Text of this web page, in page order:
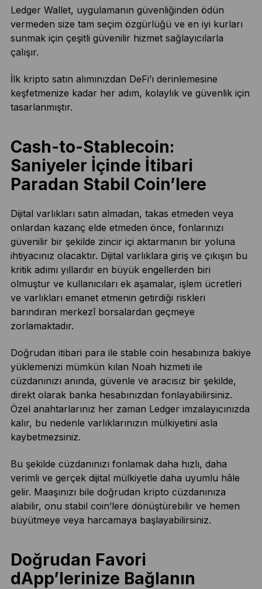
Ledger Wallet, uygulamanın güvenliğinden ödün
vermeden size tam seçim özgürlüğü ve en iyi kurları
sunmak için çeşitli güvenilir hizmet sağlayıcılarla
çalışır.
İlk kripto satın alımınızdan DeFi’ı derinlemesine
keşfetmenize kadar her adım, kolaylık ve güvenlik için
tasarlanmıştır.
Cash-to-Stablecoin:
Saniyeler İçinde İtibari
Paradan Stabil Coin’lere
Dijital varlıkları satın almadan, takas etmeden veya
onlardan kazanç elde etmeden önce, fonlarınızı
güvenilir bir şekilde zincir içi aktarmanın bir yoluna
ihtiyacınız olacaktır. Dijital varlıklara giriş ve çıkışın bu
kritik adımı yıllardır en büyük engellerden biri
olmuştur ve kullanıcıları ek aşamalar, işlem ücretleri
ve varlıkları emanet etmenin getirdiği riskleri
barındıran merkezî borsalardan geçmeye
zorlamaktadır.
Doğrudan itibari para ile stable coin hesabınıza bakiye
yüklemenizi mümkün kılan Noah hizmeti ile
cüzdanınızı anında, güvenle ve aracısız bir şekilde,
direkt olarak banka hesabınızdan fonlayabilirsiniz.
Özel anahtarlarınız her zaman Ledger imzalayıcınızda
kalır, bu nedenle varlıklarınızın mülkiyetini asla
kaybetmezsiniz.
Bu şekilde cüzdanınızı fonlamak daha hızlı, daha
verimli ve gerçek dijital mülkiyetle daha uyumlu hâle
gelir. Maaşınızı bile doğrudan kripto cüzdanınıza
alabilir, onu stabil coin’lere dönüştürebilir ve hemen
büyütmeye veya harcamaya başlayabilirsiniz.
Doğrudan Favori
dApp’lerinize Bağlanın